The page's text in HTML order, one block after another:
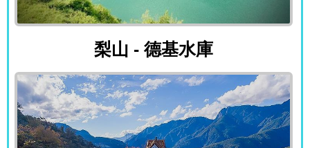
梨山 - 德基水庫
梨山 - 德基水庫